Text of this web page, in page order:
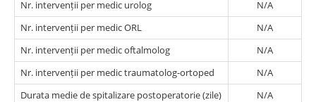
Nr. intervenții per medic urolog
N/A
Nr. intervenții per medic ORL
N/A
Nr. intervenții per medic oftalmolog
N/A
Nr. intervenții per medic traumatolog-ortoped
N/A
Durata medie de spitalizare postoperatorie (zile)
N/A